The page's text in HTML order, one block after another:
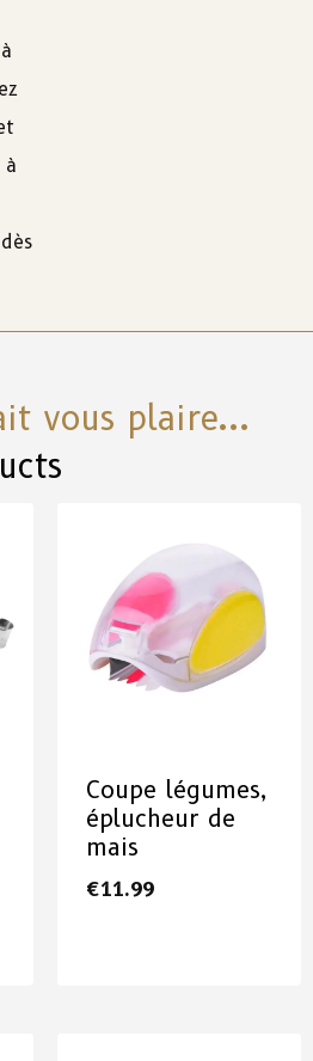
à
vous plaire...
Coupe légumes,
éplucheur de
mais
€11.99